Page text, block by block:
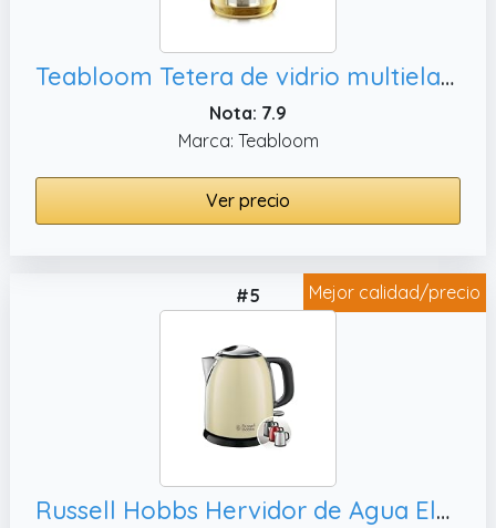
Teabloom Tetera de vidrio multielaboración + hervidor + jarra (51 onzas/1.5 L) – Prepara y sirve té caliente, té frío y agua infundida con frutas – Legacy Tea Maker
Nota: 7.9
Marca: Teabloom
Ver precio
Mejor calidad/precio
#5
Russell Hobbs Hervidor de Agua Eléctrico Colours Plus - 1 litro, Crema - 24994-70